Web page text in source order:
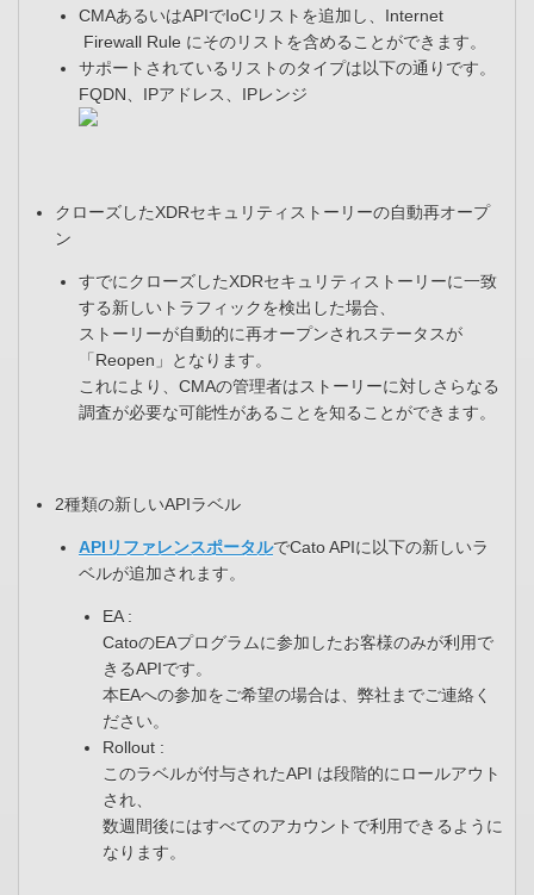
CMAあるいはAPIでIoCリストを追加し、Internet
Firewall Rule にそのリストを含めることができます。
サポートされているリストのタイプは以下の通りです。
FQDN、IPアドレス、IPレンジ
クローズしたXDRセキュリティストーリーの自動再オープ
ン
すでにクローズしたXDRセキュリティストーリーに一致
する新しいトラフィックを検出した場合、
ストーリーが自動的に再オープンされステータスが
「Reopen」となります。
これにより、CMAの管理者はストーリーに対しさらなる
調査が必要な可能性があることを知ることができます。
2種類の新しいAPIラベル
APIリファレンスポータルでCato APIに以下の新しいラ
ベルが追加されます。
EA :
CatoのEAプログラムに参加したお客様のみが利用で
きるAPIです。
本EAへの参加をご希望の場合は、弊社までご連絡く
ださい。
Rollout :
このラベルが付与されたAPI は段階的にロールアウト
され、
数週間後にはすべてのアカウントで利用できるように
なります。